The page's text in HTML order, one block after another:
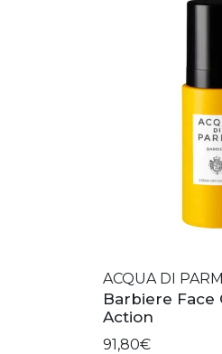
ACQUA DI
Barbiere Face
Action
91,80€